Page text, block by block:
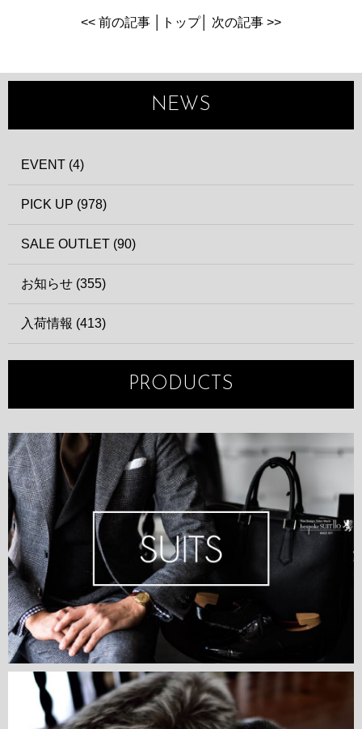
<< 前の記事 トップ│ 次の記事 >>
NEWS
EVENT (4)
PICK UP (978)
SALE OUTLET (90)
お知らせ (355)
入荷情報 (413)
PRODUCTS